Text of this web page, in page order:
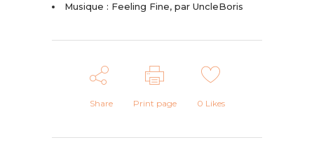
Musique : Feeling Fine, par UncleBoris
Share Print page 0 Likes